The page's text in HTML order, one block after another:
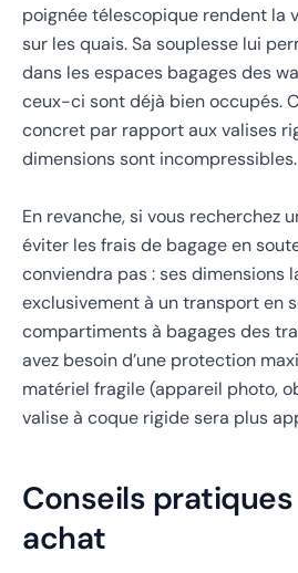
poignée télescopique rendent la
sur les quais. Sa souplesse lui
dans les espaces bagages des
ceux-ci sont déjà bien occupés.
concret par rapport aux valises
dimensions sont incompressibles.
En revanche, si vous recherchez
éviter les frais de bagage en
conviendra pas : ses dimensions
exclusivement à un transport en
compartiments à bagages des
avez besoin d’une protection
matériel fragile (appareil photo,
valise à coque rigide sera plus
Conseils
achat